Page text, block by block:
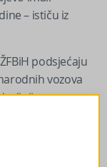
– ističu iz
podsjećaju
vozova
prema
dolaska i